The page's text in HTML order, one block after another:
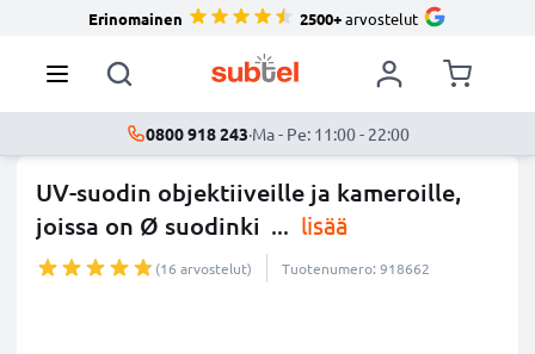
Erinomainen 2500+arvostelut
0800 918 243·Ma - Pe: 11:00 - 22:00
UV-suodin objektiiveille ja kameroille,
joissa on Ø suodinki ... lisää
(16 arvostelut) Tuotenumero: 918662